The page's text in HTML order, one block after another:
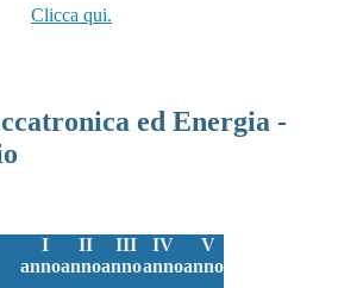
Clicca qui.
ed Energia -
I
anno
II
anno
III
anno
IV
anno
V
anno